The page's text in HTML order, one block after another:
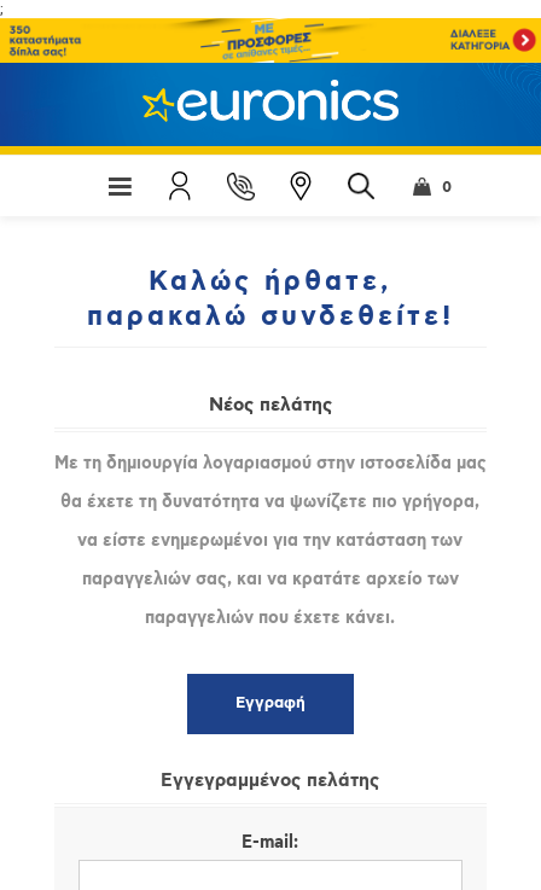
;
0
Καλώς ήρθατε,
παρακαλώ συνδεθείτε!
Νέος πελάτης
Με τη δημιουργία λογαριασμού στην ιστοσελίδα μας
θα έχετε τη δυνατότητα να ψωνίζετε πιο γρήγορα,
να είστε ενημερωμένοι για την κατάσταση των
παραγγελιών σας, και να κρατάτε αρχείο των
παραγγελιών που έχετε κάνει.
Εγγεγραμμένος πελάτης
E-mail: